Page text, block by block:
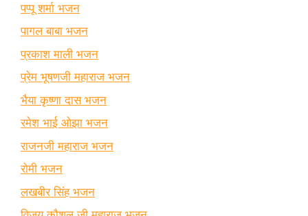
पप्पू शर्मा भजन
पागल बाबा भजन
प्रकाश माली भजन
प्रेम भूषणजी महाराज भजन
भैया कृष्णा दास भजन
रमेश भाई ओझा भजन
राजनजी महाराज भजन
रोमी भजन
लखबीर सिंह भजन